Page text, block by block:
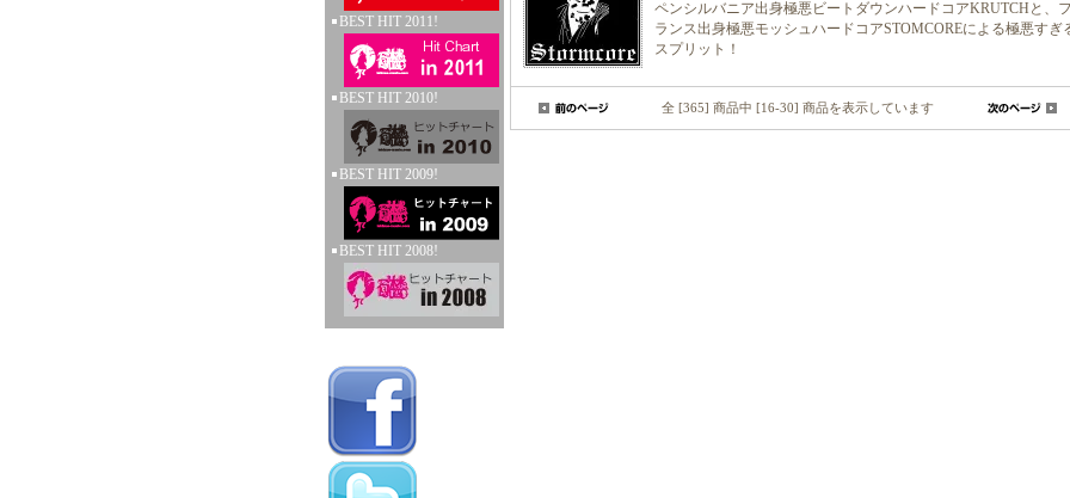
BEST HIT 2011!
BEST HIT 2010!
BEST HIT 2009!
BEST HIT 2008!
ペンシルバニア出身極悪ビートダウンハードコアKRUTCHと、
ランス出身極悪モッシュハードコアSTOMCOREによる極悪すぎ
スプリット！
全 [365] 商品中 [16-30] 商品を表示しています